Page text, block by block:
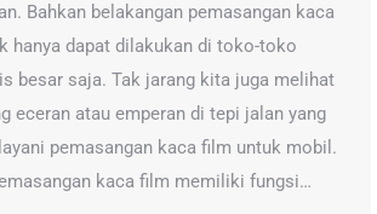
Bahkan belakangan pemasangan kaca
hanya dapat dilakukan di toko-toko
besar saja. Tak jarang kita juga melihat
eceran atau emperan di tepi jalan yang
pemasangan kaca film untuk mobil.
kaca film memiliki fungsi…